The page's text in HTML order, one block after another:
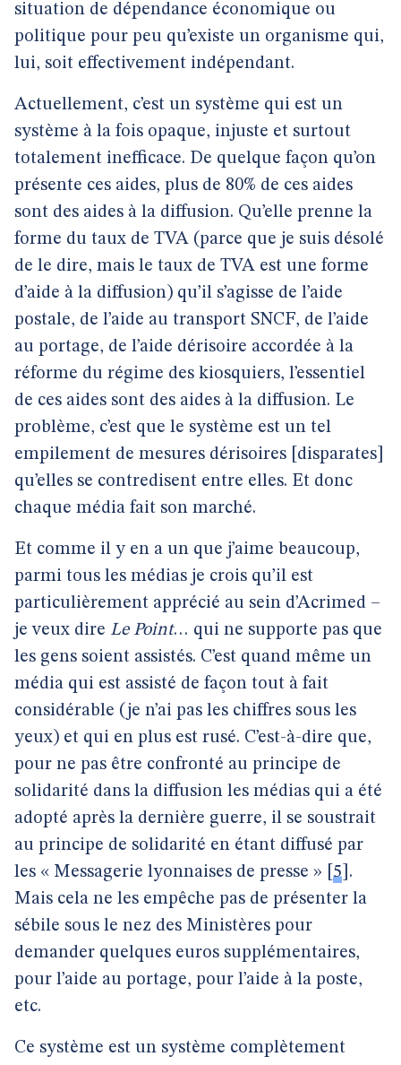
situation de dépendance économique ou
politique pour peu qu’existe un organisme qui,
lui, soit effectivement indépendant.
Actuellement, c’est un système qui est un
système à la fois opaque, injuste et surtout
totalement inefficace. De quelque façon qu’on
présente ces aides, plus de 80% de ces aides
sont des aides à la diffusion. Qu’elle prenne la
forme du taux de TVA (parce que je suis désolé
de le dire, mais le taux de TVA est une forme
d’aide à la diffusion) qu’il s’agisse de l’aide
postale, de l’aide au transport SNCF, de l’aide
au portage, de l’aide dérisoire accordée à la
réforme du régime des kiosquiers, l’essentiel
de ces aides sont des aides à la diffusion. Le
problème, c’est que le système est un tel
empilement de mesures dérisoires [disparates]
qu’elles se contredisent entre elles. Et donc
chaque média fait son marché.
Et comme il y en a un que j’aime beaucoup,
parmi tous les médias je crois qu’il est
particulièrement apprécié au sein d’Acrimed –
je veux dire Le Point… qui ne supporte pas que
les gens soient assistés. C’est quand même un
média qui est assisté de façon tout à fait
considérable (je n’ai pas les chiffres sous les
yeux) et qui en plus est rusé. C’est-à-dire que,
pour ne pas être confronté au principe de
solidarité dans la diffusion les médias qui a été
adopté après la dernière guerre, il se soustrait
au principe de solidarité en étant diffusé par
les « Messagerie lyonnaises de presse »
5 .
Mais cela ne les empêche pas de présenter la
sébile sous le nez des Ministères pour
demander quelques euros supplémentaires,
pour l’aide au portage, pour l’aide à la poste,
etc.
Ce système est un système complètement